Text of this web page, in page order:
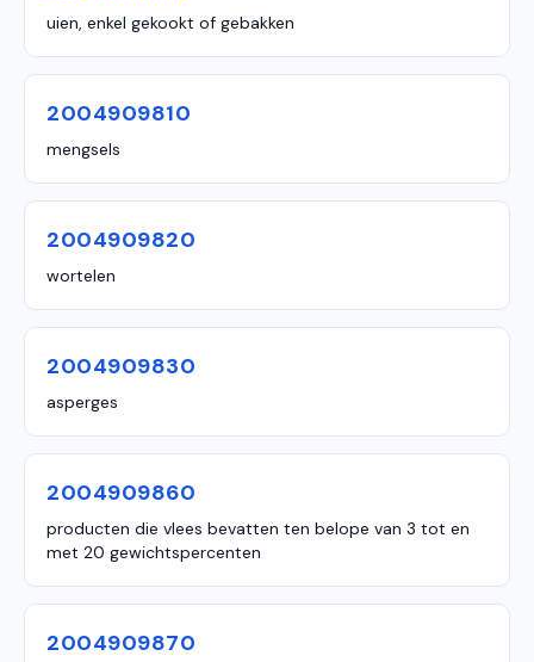
uien, enkel gekookt of gebakken
2004909810
mengsels
2004909820
wortelen
2004909830
asperges
2004909860
producten die vlees bevatten ten belope van 3 tot en
met 20 gewichtspercenten
2004909870